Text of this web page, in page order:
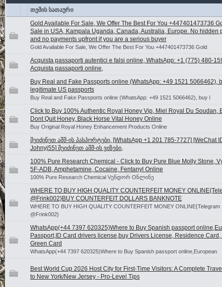
თემის სათაური
Gold Available For Sale, We Offer The Best For You +447401473736
Sale in USA, Kampala Uganda, Canada, Australia, Europe. No hidden
and no payments upfront if you are a serious buyer
Gold Available For Sale, We Offer The Best For You +447401473736 Gold
Acquista passaporti autentici e falsi online, WhatsApp: +1 (775) 480-
Acquista passaporti online,
Buy Real and Fake Passports online (WhatsApp: +49 1521 5066462),
legitimate US passports
Buy Real and Fake Passports online (WhatsApp: +49 1521 5066462), buy l
Click to Buy 100% Authentic Royal Honey Vip, Miel Royal Du Soudan,
Dont Quit Honey, Black Horse Vital Honey Online
Buy Original Royal Honey Enhancement Products Online
შეიძინეთ აშშ-ის პასპორტები, [WhatsApp +1 201 785-7727] [WeChat
Johnyj55] შეიძინეთ აშშ-ის ვიზები,
100% Pure Research Chemical - Click to Buy Pure Blue Molly Stone,
5F-ADB, Amphetamine, Cocaine, Fentanyl Online
100% Pure Research Chemical Vენდორ Oნლინე
WHERE TO BUY HIGH QUALITY COUNTERFEIT MONEY
@Frink002}BUY COUNTERFEIT DOLLARS BANKNOTE
WHERE TO BUY HIGH QUALITY COUNTERFEIT MONEY ONLINE{Telegram
@Frink002}
WhatsApp(+44 7397 620325)Where to Buy Spanish passport
Passport,ID Card drivers license,buy Drivers License, Residence Card,
Green Card
WhatsApp(+44 7397 620325)Where to Buy Spanish passport online,European
Best World Cup 2026 Host City for First-Time Visitors: A Complete
to New York/New Jersey - Pro-Level Tips